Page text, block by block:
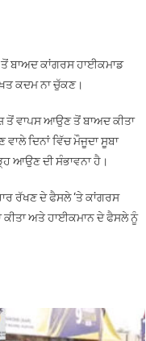
ਤੋਂ ਬਾਅਦ ਕਾਂਗਰਸ ਹਾਈਕਮਾਡ
ਕਦਮ ਨਾ ਚੁੱਕਣ।
ਤੋਂ ਵਾਪਸ ਆਉਣ ਤੋਂ ਬਾਅਦ ਕੀਤਾ
ਦਿਨਾਂ ਵਿੱਚ ਮੌਜੂਦਾ ਸੂਬਾ
ਆਉਣ ਦੀ ਸੰਭਾਵਨਾ ਹੈ।
ਰੱਖਣ ਦੇ ਫੈਸਲੇ ‘ਤੇ ਕਾਂਗਰਸ
ਕੀਤਾ ਅਤੇ ਹਾਈਕਮਾਨ ਦੇ ਫੈਸਲੇ ਨੂੰ